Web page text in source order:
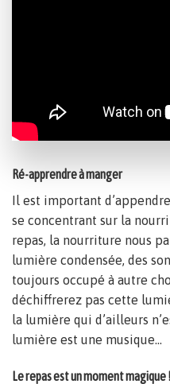
Ré-apprendre à manger
Il est important
se concentrant sur la
repas, la nourriture nous
lumière condensée, des
toujours occupé à autre
déchiffrerez pas cette
la lumière qui d’ailleurs
lumière est une musique…
Le repas est un moment magique